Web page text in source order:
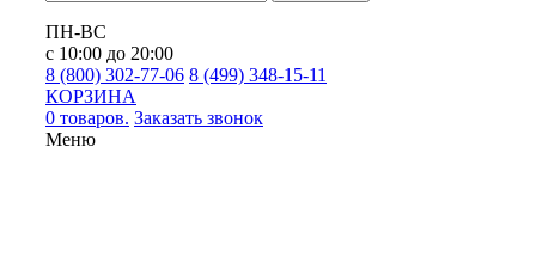
ПН-ВС
с 10:00 до 20:00
8 (800) 302-77-06 8 (499) 348-15-11
КОРЗИНА
0 товаров. Заказать звонок
Меню